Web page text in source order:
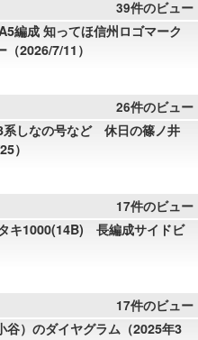
39件のビュー
編成 知ってほ信州ロゴマーク
2026/7/11）
26件のビュー
系しなの号など 休日の篠ノ井
）
17件のビュー
キ1000(14B) 長編成サイドビ
17件のビュー
谷）のダイヤグラム（2025年3